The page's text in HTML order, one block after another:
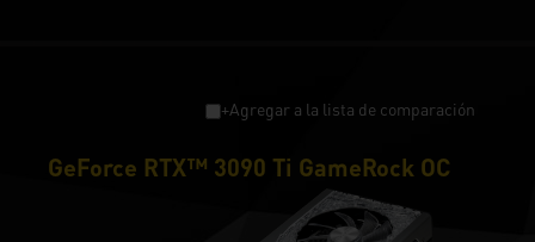
+Agregar a la lista de comparación
GeForce RTX™ 3090 Ti GameRock OC